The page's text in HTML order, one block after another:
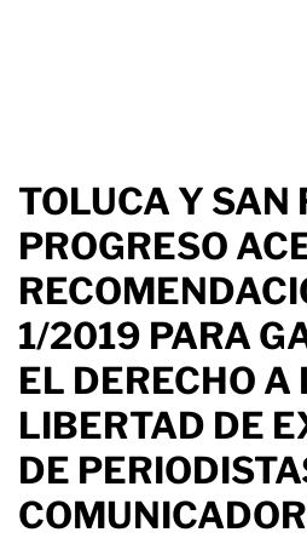
TOLUCA Y SAN
PROGRESO
1/2019 PARA
EL DERECHO A
LIBERTAD DE
DE